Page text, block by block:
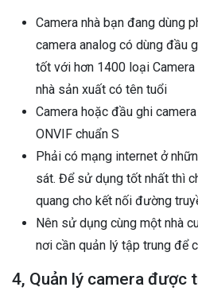
Camera nhà bạn đang dùng
camera analog có dùng đầu
tốt với hơn 1400 loại
nhà sản xuất có tên tuổi
Camera hoặc đầu ghi
ONVIF chuẩn S
Phải có mạng internet ở
sát. Để sử dụng tốt nhất thì
quang cho kết nối đường
Nên sử dụng cùng một nhà
nơi cần quản lý tập trung để
4, Quản lý camera được